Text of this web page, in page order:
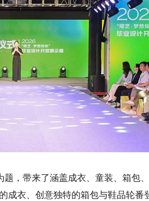
，带来了涵盖成衣、童装、箱包
成衣、创意独特的箱包与鞋品轮番